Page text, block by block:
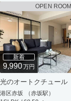
OPEN ROOM
新着
9,990万円
光のオートクチュール
港区赤坂 （赤坂駅）